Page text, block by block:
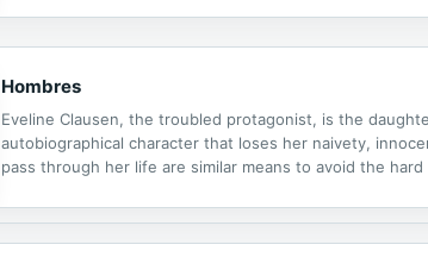
Hombres
Eveline Clausen, the troubled protagonist, is the
autobiographical character that loses her naivety,
pass through her life are similar means to avoid the